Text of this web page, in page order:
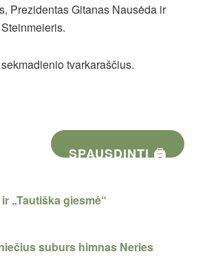
Prezidentas Gitanas Nausėda ir
tvarkaraščius.
SPAUSDINTI 🖨
„Tautiška giesmė“
suburs himnas Neries